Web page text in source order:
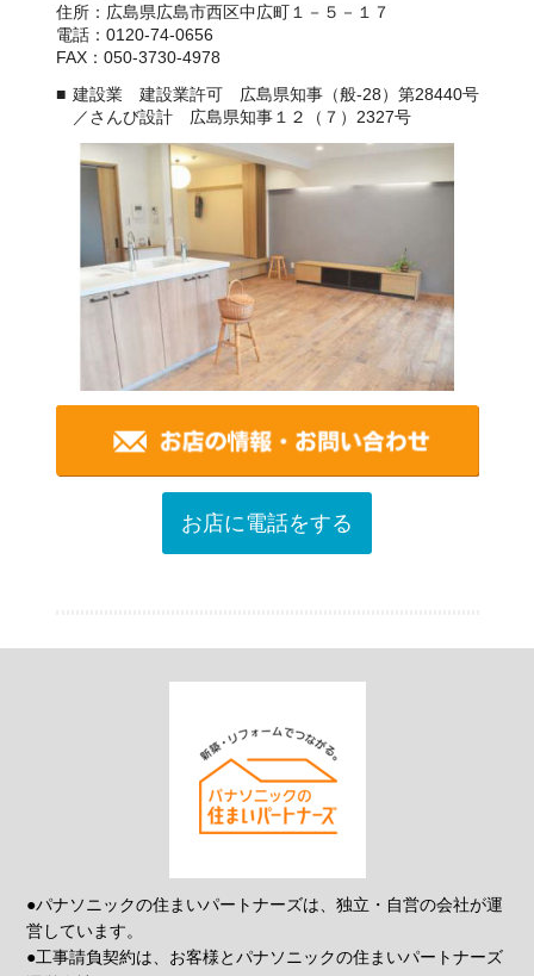
住所：広島県広島市西区中広町１－５－１７
電話：0120-74-0656
FAX：050-3730-4978
建設業 建設業許可 広島県知事（般-28）第28440号
／さんび設計 広島県知事１２（７）2327号
お店に電話をする
●パナソニックの住まいパートナーズは、独立・自営の会社が運
営しています。
●工事請負契約は、お客様とパナソニックの住まいパートナーズ